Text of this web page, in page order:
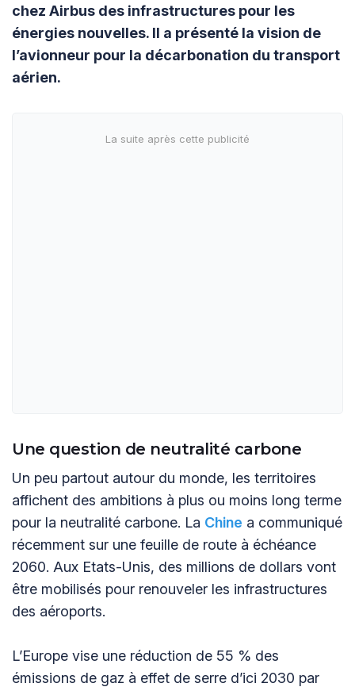
chez Airbus des infrastructures pour les
énergies nouvelles. Il a présenté la vision de
l’avionneur pour la décarbonation du transport
aérien.
Une question de neutralité carbone
Un peu partout autour du monde, les territoires
affichent des ambitions à plus ou moins long terme
pour la neutralité carbone. La Chine a communiqué
récemment sur une feuille de route à échéance
2060. Aux Etats-Unis, des millions de dollars vont
être mobilisés pour renouveler les infrastructures
des aéroports.
L’Europe vise une réduction de 55 % des
émissions de gaz à effet de serre d’ici 2030 par